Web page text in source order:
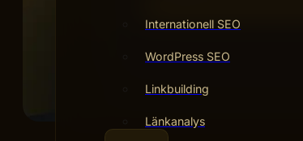
Internationell SEO
WordPress SEO
Linkbuilding
Länkanalys